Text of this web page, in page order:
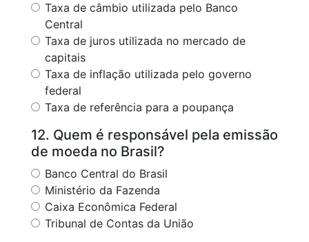
Taxa de câmbio utilizada pelo Banco
Central
Taxa de juros utilizada no mercado de
capitais
Taxa de inflação utilizada pelo governo
federal
Taxa de referência para a poupança
12. Quem é responsável pela emissão
de moeda no Brasil?
Banco Central do Brasil
Ministério da Fazenda
Caixa Econômica Federal
Tribunal de Contas da União